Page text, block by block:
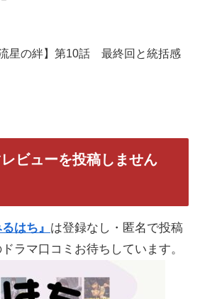
流星の絆】第10話 最終回と統括感
ビューを投稿しません
るはち』 は登録なし・匿名で投稿
ラマ口コミお待ちしています。